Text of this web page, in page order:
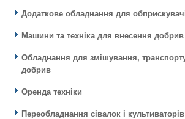
Додаткове обладнання для
Машини та техніка для внесення добрив
Обладнання для змішування,
добрив
Оренда техніки
Переобладнання сівалок і культиваторів